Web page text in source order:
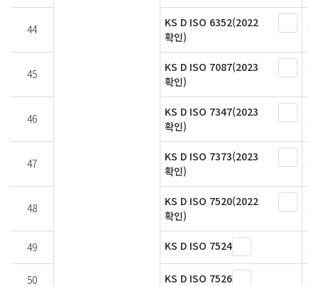
44
KS D ISO 6352(2022
확인)
45
KS D ISO 7087(2023
확인)
46
KS D ISO 7347(2023
확인)
47
KS D ISO 7373(2023
확인)
48
KS D ISO 7520(2022
확인)
49 KS D ISO 7524
50 KS D ISO 7526